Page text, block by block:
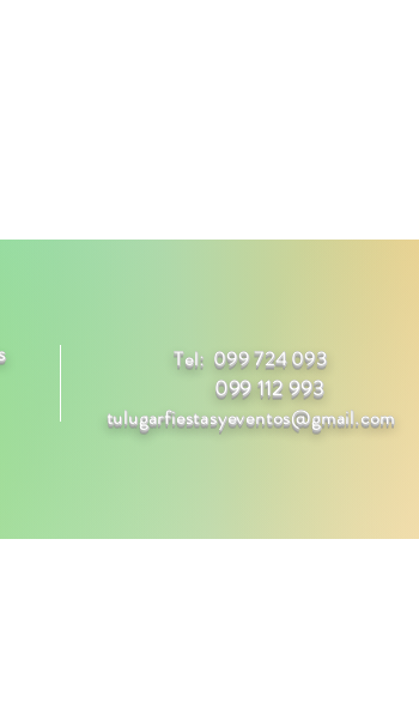
Tel: 099 724 093
099 112 993
tulugarfiestasyeventos@gmail.com